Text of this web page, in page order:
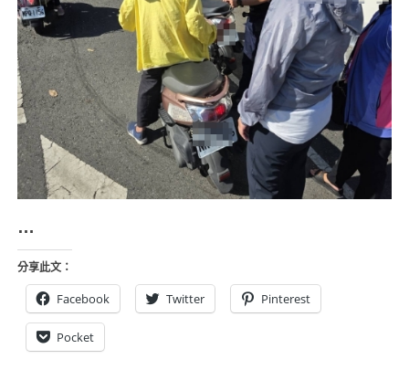
…
分享此文：
Facebook Twitter Pinterest
Pocket